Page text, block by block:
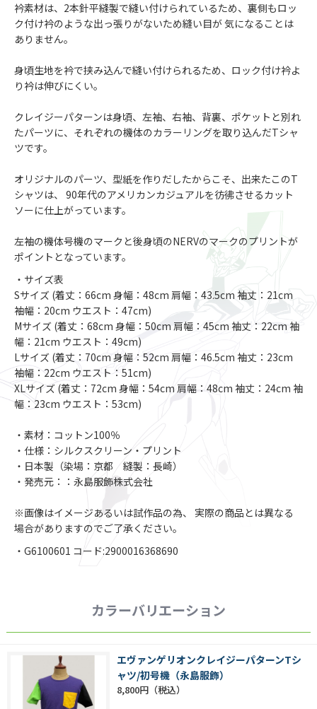
衿素材は、2本針平縫製で縫い付けられているため、裏側もロッ
ク付け衿のような出っ張りがないため縫い目が 気になることは
ありません。
身頃生地を衿で挟み込んで縫い付けられるため、ロック付け衿よ
り衿は伸びにくい。
クレイジーパターンは身頃、左袖、右袖、背裏、ポケットと別れ
たパーツに、それぞれの機体のカラーリングを取り込んだTシャ
ツです。
オリジナルのパーツ、型紙を作りだしたからこそ、出来たこのT
シャツは、 90年代のアメリカンカジュアルを彷彿させるカット
ソーに仕上がっています。
左袖の機体号機のマークと後身頃のNERVのマークのプリントが
ポイントとなっています。
・サイズ表
Sサイズ (着丈：66cm 身幅：48cm 肩幅：43.5cm 袖丈：21cm
袖幅：20cm ウエスト：47cm)
Mサイズ (着丈：68cm 身幅：50cm 肩幅：45cm 袖丈：22cm 袖
幅：21cm ウエスト：49cm)
Lサイズ (着丈：70cm 身幅：52cm 肩幅：46.5cm 袖丈：23cm
袖幅：22cm ウエスト：51cm)
XLサイズ (着丈：72cm 身幅：54cm 肩幅：48cm 袖丈：24cm 袖
幅：23cm ウエスト：53cm)
・素材：コットン100％
・仕様：シルクスクリーン・プリント
・日本製（染場：京都 縫製：長崎）
・発売元：：永島服飾株式会社
※画像はイメージあるいは試作品の為、 実際の商品とは異なる
場合がありますのでご了承ください。
・G6100601 コード:2900016368690
カラーバリエーション
エヴァンゲリオンクレイジーパターンTシ
ャツ/初号機（永島服飾）
8,800円